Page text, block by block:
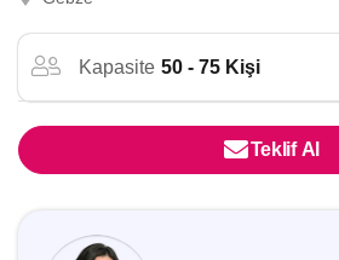
Kapasite 50 - 75 Kişi
Teklif Al